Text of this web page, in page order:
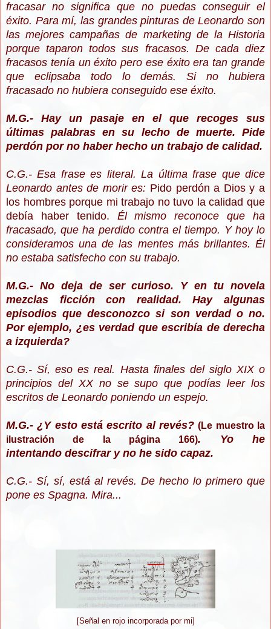
fracasar no significa que no puedas conseguir el
éxito. Para mí, las grandes pinturas de Leonardo son
las mejores campañas de marketing de la Historia
porque taparon todos sus fracasos. De cada diez
fracasos tenía un éxito pero ese éxito era tan grande
que eclipsaba todo lo demás. Si no hubiera
fracasado no hubiera conseguido ese éxito.
M.G.- Hay un pasaje en el que recoges sus
últimas palabras en su lecho de muerte. Pide
perdón por no haber hecho un trabajo de calidad.
C.G.- Esa frase es literal. La última frase que dice
Leonardo antes de morir es: Pido perdón a Dios y a
los hombres porque mi trabajo no tuvo la calidad que
debía haber tenido. Él mismo reconoce que ha
fracasado, que ha perdido contra el tiempo. Y hoy lo
consideramos una de las mentes más brillantes. Él
no estaba satisfecho con su trabajo.
M.G.- No deja de ser curioso. Y en tu novela
mezclas ficción con realidad. Hay algunas
episodios que desconozco si son verdad o no.
Por ejemplo, ¿es verdad que escribía de derecha
a izquierda?
C.G.- Sí, eso es real. Hasta finales del siglo XIX o
principios del XX no se supo que podías leer los
escritos de Leonardo poniendo un espejo.
M.G.- ¿Y esto está escrito al revés?(Le muestro la
ilustración de la página 166). Yo he
intentando descifrar y no he sido capaz.
C.G.- Sí, sí, está al revés. De hecho lo primero que
pone es Spagna. Mira...
[Señal en rojo incorporada por mi]